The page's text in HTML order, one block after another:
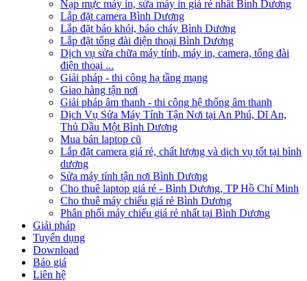
Nạp mực máy in, sửa máy in giá rẻ nhất Bình Dương
Lắp đặt camera Bình Dương
Lắp đặt báo khói, báo cháy Bình Dương
Lắp đặt tổng đài điện thoại Bình Dương
Dịch vụ sửa chữa máy tính, máy in, camera, tổng đài
điện thoại ...
Giải pháp - thi công hạ tầng mạng
Giao hàng tận nơi
Giải pháp âm thanh - thi công hệ thống âm thanh
Dịch Vụ Sửa Máy Tính Tận Nơi tại An Phú, Dĩ An,
Thủ Dầu Một Bình Dương
Mua bán laptop cũ
Lắp đặt camera giá rẻ, chất lượng và dịch vụ tốt tại bình
dương
Sửa máy tính tận nơi Bình Dương
Cho thuê laptop giá rẻ - Bình Dương, TP Hồ Chí Minh
Cho thuê máy chiếu giá rẻ Bình Dương
Phân phối máy chiếu giá rẻ nhất tại Bình Dương
Giải pháp
Tuyển dụng
Download
Báo giá
Liên hệ